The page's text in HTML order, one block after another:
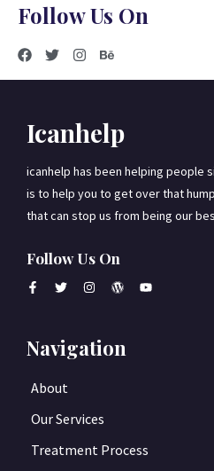
Follow Us On
Icanhelp
icanhelp has been helping people
is to help you to get over that
that can stop us from being our
Follow Us On
Navigation
About
Our Services
Treatment Process